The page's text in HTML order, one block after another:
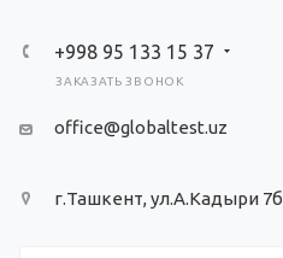
+998 95 133 15 37
ЗАКАЗАТЬ ЗВОНОК
office@globaltest.uz
г.Ташкент, ул.А.Кадыри 7б